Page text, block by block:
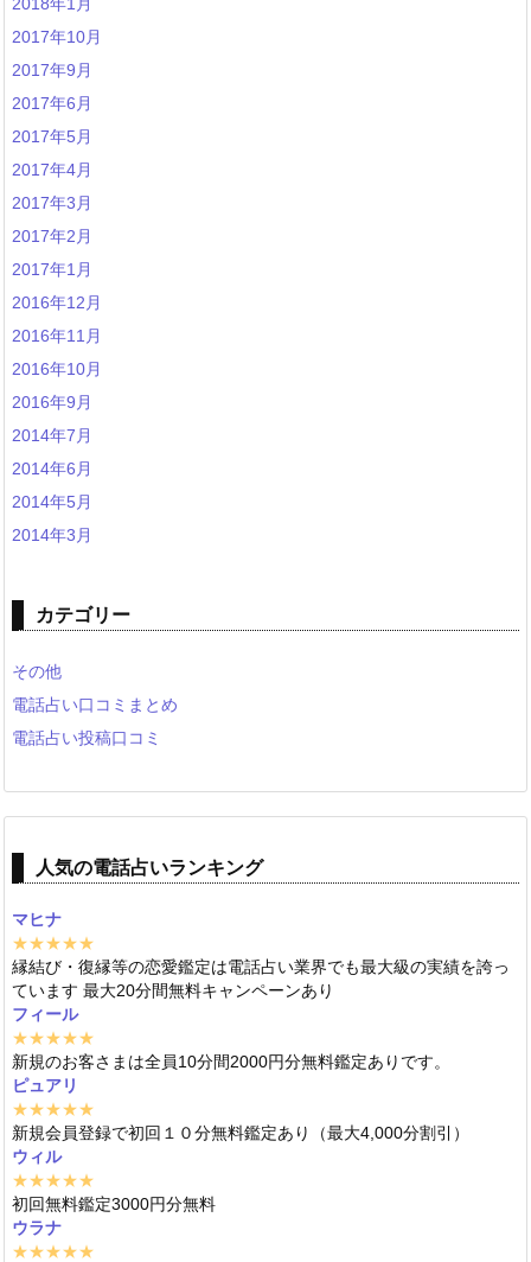
2018年1月
2017年10月
2017年9月
2017年6月
2017年5月
2017年4月
2017年3月
2017年2月
2017年1月
2016年12月
2016年11月
2016年10月
2016年9月
2014年7月
2014年6月
2014年5月
2014年3月
カテゴリー
その他
電話占い口コミまとめ
電話占い投稿口コミ
人気の電話占いランキング
マヒナ
★★★★★
縁結び・復縁等の恋愛鑑定は電話占い業界でも最大級の実績を誇っ
ています 最大20分間無料キャンペーンあり
フィール
★★★★★
新規のお客さまは全員10分間2000円分無料鑑定ありです。
ピュアリ
★★★★★
新規会員登録で初回１０分無料鑑定あり（最大4,000分割引）
ウィル
★★★★★
初回無料鑑定3000円分無料
ウラナ
★★★★★